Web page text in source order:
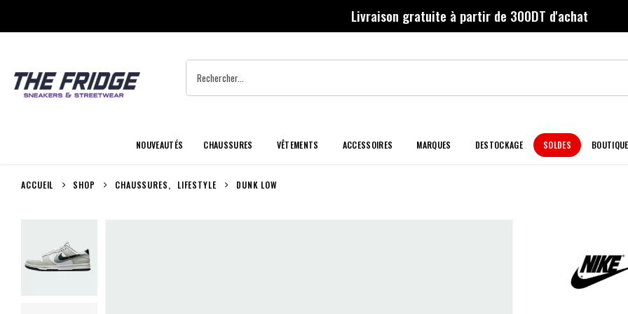
Livraison gratuite à partir de 300DT d'achat
NOUVEAUTÉS CHAUSSURES VÊTEMENTS ACCESSOIRES MARQUES DESTOCKAGE SOLDES
ACCUEIL SHOP CHAUSSURES, LIFESTYLE DUNK LOW